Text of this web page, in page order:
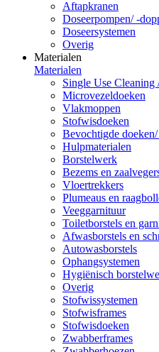
Aftapkranen
Doseerpompen/ -
Doseersystemen
Overig
Materialen
Materialen
Single Use Cleaning
Microvezeldoeken
Vlakmoppen
Stofwisdoeken
Bevochtigde
Hulpmaterialen
Borstelwerk
Bezems en
Vloertrekkers
Plumeaus en
Veeggarnituur
Toiletborstels en
Afwasborstels en
Autowasborstels
Ophangsystemen
Hygiënisch
Overig
Stofwissystemen
Stofwisframes
Stofwisdoeken
Zwabberframes